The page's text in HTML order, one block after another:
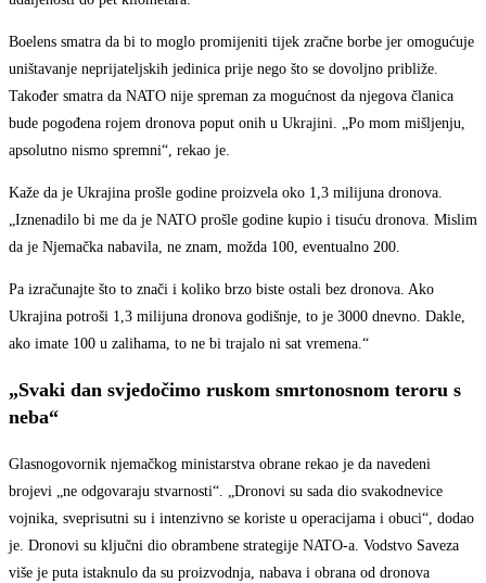
Boelens smatra da bi to moglo promijeniti tijek zračne borbe jer omogućuje
uništavanje neprijateljskih jedinica prije nego što se dovoljno približe.
Također smatra da NATO nije spreman za mogućnost da njegova članica
bude pogođena rojem dronova poput onih u Ukrajini. „Po mom mišljenju,
apsolutno nismo spremni“, rekao je.
Kaže da je Ukrajina prošle godine proizvela oko 1,3 milijuna dronova.
„Iznenadilo bi me da je NATO prošle godine kupio i tisuću dronova. Mislim
da je Njemačka nabavila, ne znam, možda 100, eventualno 200.
Pa izračunajte što to znači i koliko brzo biste ostali bez dronova. Ako
Ukrajina potroši 1,3 milijuna dronova godišnje, to je 3000 dnevno. Dakle,
ako imate 100 u zalihama, to ne bi trajalo ni sat vremena.“
„Svaki dan svjedočimo ruskom smrtonosnom teroru s
neba“
Glasnogovornik njemačkog ministarstva obrane rekao je da navedeni
brojevi „ne odgovaraju stvarnosti“. „Dronovi su sada dio svakodnevice
vojnika, sveprisutni su i intenzivno se koriste u operacijama i obuci“, dodao
je. Dronovi su ključni dio obrambene strategije NATO-a. Vodstvo Saveza
više je puta istaknulo da su proizvodnja, nabava i obrana od dronova